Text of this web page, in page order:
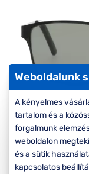
Weboldalunk
A kényelmes
tartalom és a
forgalmunk
weboldalon
és a sütik
kapcsolatos